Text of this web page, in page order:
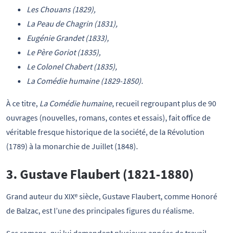
Les Chouans (1829),
La Peau de Chagrin (1831),
Eugénie Grandet (1833),
Le Père Goriot (1835),
Le Colonel Chabert (1835),
La Comédie humaine (1829-1850).
À ce titre, La Comédie humaine, recueil regroupant plus de 90
ouvrages (nouvelles, romans, contes et essais), fait office de
véritable fresque historique de la société, de la Révolution
(1789) à la monarchie de Juillet (1848).
3. Gustave Flaubert (1821-1880)
Grand auteur du XIXᵉ siècle, Gustave Flaubert, comme Honoré
de Balzac, est l’une des principales figures du réalisme.